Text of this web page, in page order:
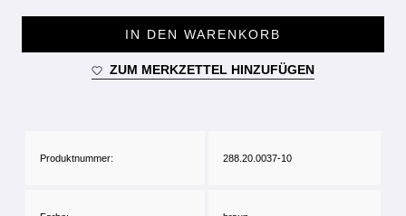
IN DEN WARENKORB
ZUM MERKZETTEL HINZUFÜGEN
Produktnummer: 288.20.0037-10